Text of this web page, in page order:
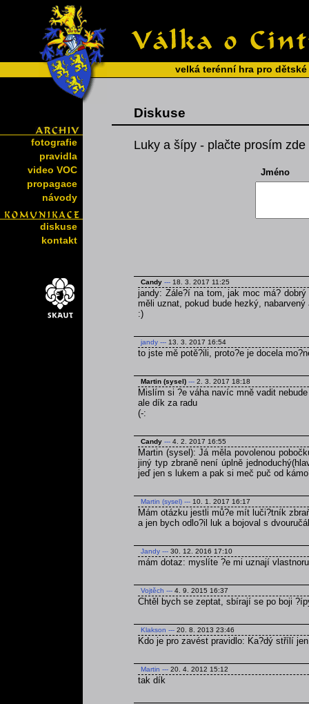
velká terénní hra pro
fotografie
pravidla
video VOC
propagace
návody
diskuse
kontakt
Diskuse
Luky a šípy - plačte prosím zde
Jméno
Candy --- 18. 3. 2017 11:25
jandy: Zále?í na tom, jak moc má?
měli uznat, pokud bude hezký,
:)
jandy --- 13. 3. 2017 16:54
to jste mě potě?ili, proto?e je docela
Martin (sysel) --- 2. 3. 2017 18:18
Mislím si ?e váha navíc mně vadit nebude
ale dík za radu
(-:
Candy --- 4. 2. 2017 16:55
Martin (sysel): Já měla povolenou
jiný typ zbraně není úplně
jeď jen s lukem a pak si meč puč od
Martin (sysel) --- 10. 1. 2017 16:17
Mám otázku jestli mů?e mít luči?tník
a jen bych odlo?il luk a bojoval s
Jandy --- 30. 12. 2016 17:10
mám dotaz: myslíte ?e mi uznají
Vojtěch --- 4. 9. 2015 16:37
Chtěl bych se zeptat, sbírají se po boji
Klakson --- 20. 8. 2013 23:46
Kdo je pro zavést pravidlo: Ka?dý střílí
Martin --- 20. 4. 2012 15:12
tak dík